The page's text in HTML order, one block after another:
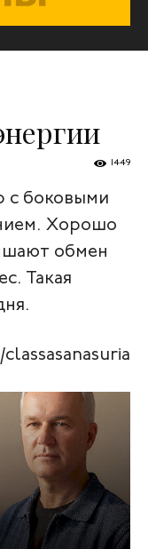
1449
с боковыми
Хорошо
обмен
Такая